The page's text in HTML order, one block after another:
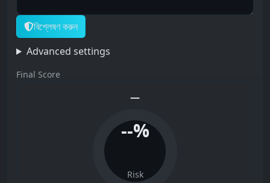
বিশ্লেষণ করুন
Advanced settings
Final Score
—
--%
Risk